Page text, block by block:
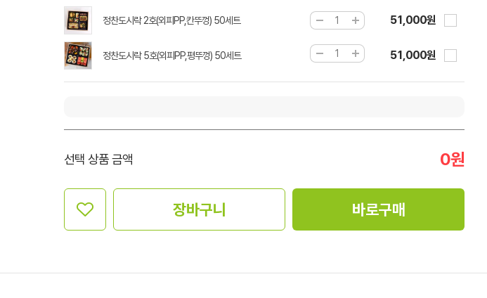
정찬도시락 2호(외피PP,칸뚜껑) 50세트 51,000원
정찬도시락 5호(외피PP,평뚜껑) 50세트 51,000원
선택 상품 금액 0원
장바구니 바로구매